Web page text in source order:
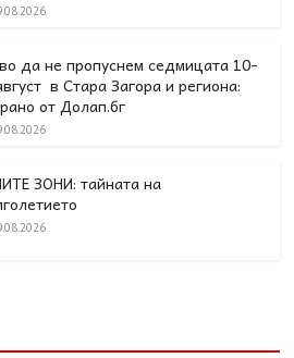
да не пропуснем седмицата 10-
в Стара Загора и региона:
от Долап.бг
ЗОНИ: тайната на